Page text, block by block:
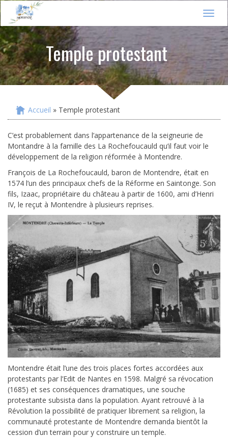
T
o
l
n
a
Temple protestant
Vous êtes ici
Accueil » Temple protestant
C’est probablement dans l’appartenance de la seigneurie de
Montandre à la famille des La Rochefoucauld qu’il faut voir le
développement de la religion réformée à Montendre.
François de La Rochefoucauld, baron de Montendre, était en
1574 l’un des principaux chefs de la Réforme en Saintonge. Son
fils, Izaac, propriétaire du château à partir de 1600, ami d’Henri
IV, le reçut à Montendre à plusieurs reprises.
Montendre était l’une des trois places fortes accordées aux
protestants par l’Edit de Nantes en 1598. Malgré sa révocation
(1685) et ses conséquences dramatiques, une souche
protestante subsista dans la population. Ayant retrouvé à la
Révolution la possibilité de pratiquer librement sa religion, la
communauté protestante de Montendre demanda bientôt la
cession d’un terrain pour y construire un temple.